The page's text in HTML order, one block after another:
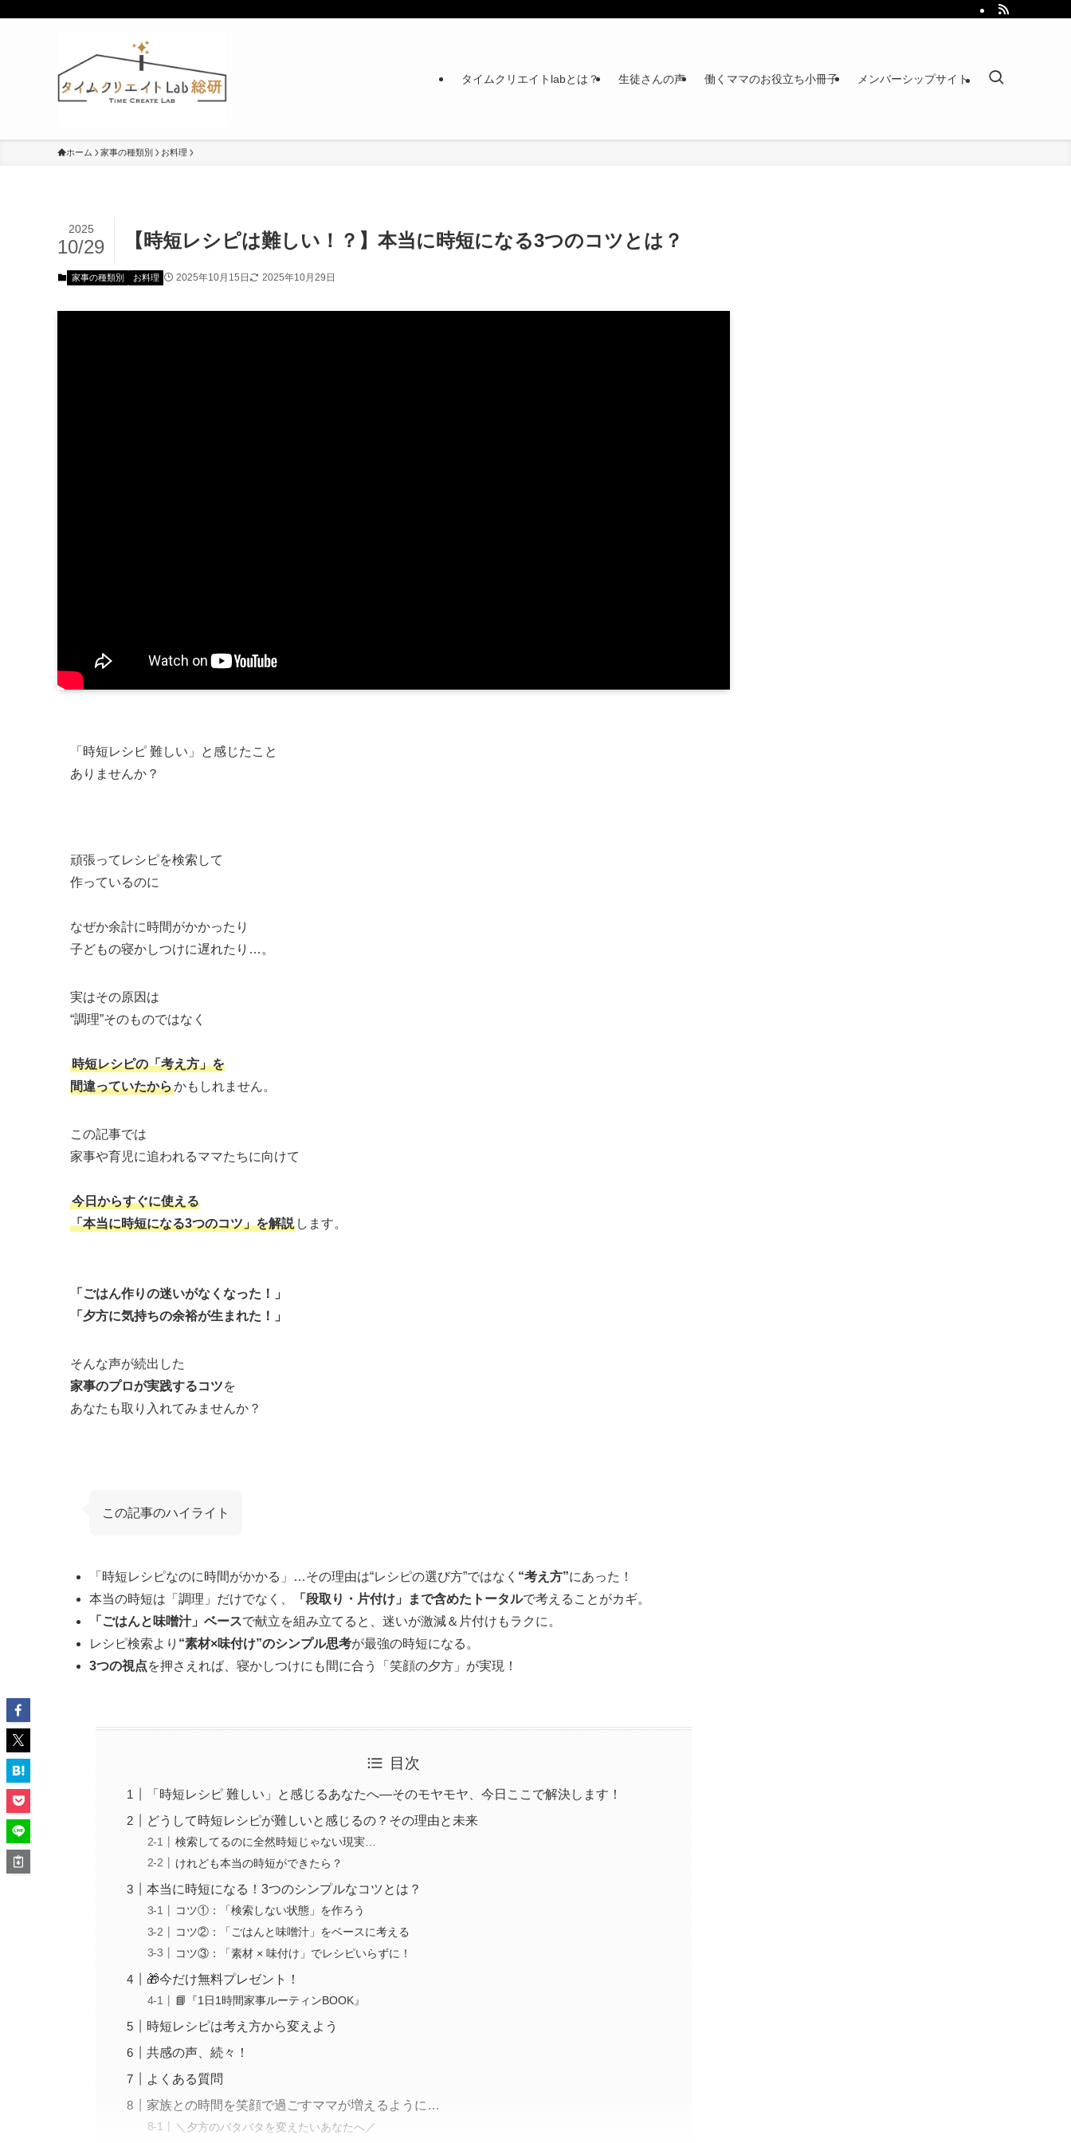
タイムクリエイトlabとは？ 生徒さんの声 働くママのお役立ち小冊子 メンバーシップサイト
ホーム 家事の種類別 お料理
【時短レシピは難しい！？】本当に時短になる3つのコツとは？
2025
10/29
家事の種類別 お料理 2025年10月15日 2025年10月29日
「時短レシピ 難しい」と感じたこと
ありませんか？
頑張ってレシピを検索して
作っているのに
なぜか余計に時間がかかったり
子どもの寝かしつけに遅れたり…。
実はその原因は
“調理”そのものではなく
時短レシピの「考え方」を
間違っていたからかもしれません。
この記事では
家事や育児に追われるママたちに向けて
今日からすぐに使える
「本当に時短になる3つのコツ」を解説 します。
「ごはん作りの迷いがなくなった！」
「夕方に気持ちの余裕が生まれた！」
そんな声が続出した
家事のプロが実践するコツを
あなたも取り入れてみませんか？
この記事のハイライト
「時短レシピなのに時間がかかる」…その理由は“レシピの選び方”ではなく “考え方”にあった！
本当の時短は「調理」だけでなく、
「段取り・片付け」まで含めたトータルで考えることがカギ。
「ごはんと味噌汁」ベースで献立を組み立てると、迷いが激減＆片付けもラクに。
レシピ検索より “素材×味付け”のシンプル思考が最強の時短になる。
3つの視点を押さえれば、寝かしつけにも間に合う「笑顔の夕方」が実現！
目次
「時短レシピ 難しい」と感じるあなたへ—そのモヤモヤ、今日ここで解決します！
どうして時短レシピが難しいと感じるの？その理由と未来
検索してるのに全然時短じゃない現実…
けれども本当の時短ができたら？
本当に時短になる！3つのシンプルなコツとは？
コツ①：「検索しない状態」を作ろう
コツ②：「ごはんと味噌汁」をベースに考える
コツ③：「素材 × 味付け」でレシピいらずに！
🎁今だけ無料プレゼント！
📘『1日1時間家事ルーティンBOOK』
時短レシピは考え方から変えよう
共感の声、続々！
よくある質問
家族との時間を笑顔で過ごすママが増えるように…
＼夕方のバタバタを変えたいあなたへ／